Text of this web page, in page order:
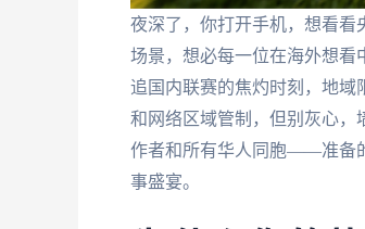
夜深了，你打开手机，想看看
场景，想必每一位在海外想看
追国内联赛的焦灼时刻，地域
和网络区域管制，但别灰心
作者和所有华人同胞——准备
事盛宴。